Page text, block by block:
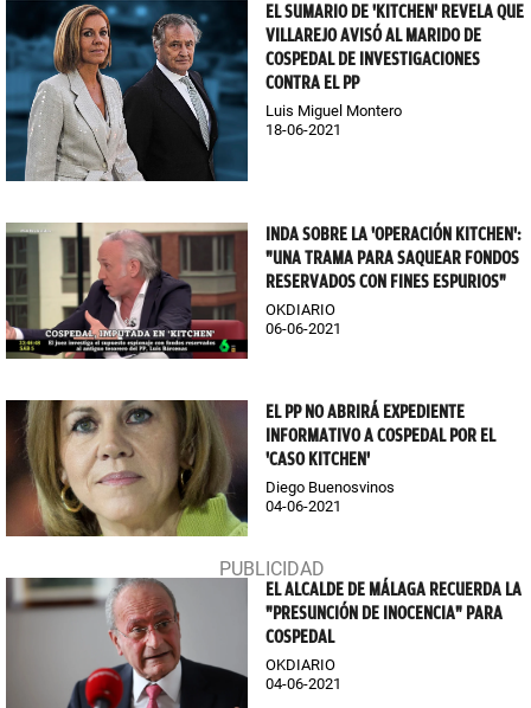
EL SUMARIO DE 'KITCHEN' REVELA QUE
VILLAREJO AVISÓ AL MARIDO DE
COSPEDAL DE INVESTIGACIONES
CONTRA EL PP
Luis Miguel Montero
18-06-2021
INDA SOBRE LA 'OPERACIÓN KITCHEN':
"UNA TRAMA PARA SAQUEAR FONDOS
RESERVADOS CON FINES ESPURIOS"
OKDIARIO
06-06-2021
EL PP NO ABRIRÁ EXPEDIENTE
INFORMATIVO A COSPEDAL POR EL
'CASO KITCHEN'
Diego Buenosvinos
04-06-2021
EL ALCALDE DE MÁLAGA RECUERDA LA
"PRESUNCIÓN DE INOCENCIA" PARA
COSPEDAL
OKDIARIO
04-06-2021